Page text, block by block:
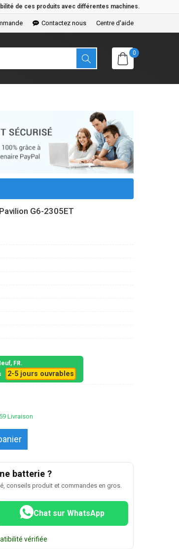
de ces produits avec différentes machines.
Contactez nous Centre d'aide
0
G6-2305ET
FR.
2-5 jours ouvrables
Livraison
batterie ?
conseils produit et commandes en gros.
Chat sur WhatsApp
vérifiée